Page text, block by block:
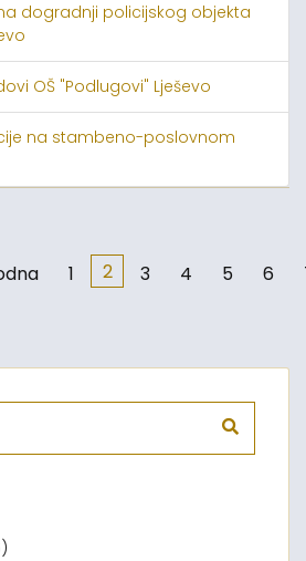
dogradnji policijskog objekta
OŠ "Podlugovi" Lješevo
na stambeno-poslovnom
1 2 3 4 5 6